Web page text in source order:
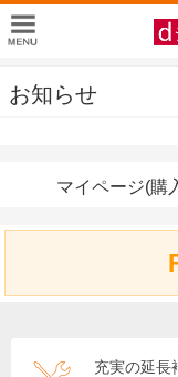
お知らせ
マイページ(購
充実の延長